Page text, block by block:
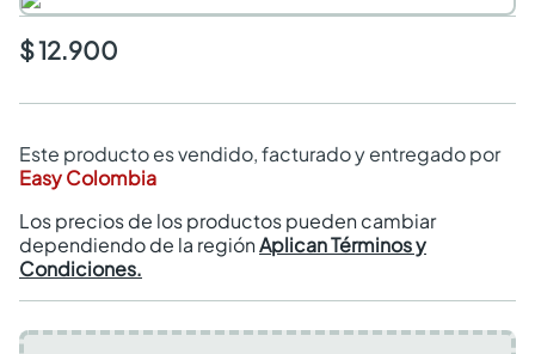
$ 12.900
Este producto es vendido, facturado y entregado por
Easy Colombia
Los precios de los productos pueden cambiar
dependiendo de la regiónAplican Términos y
Condiciones.